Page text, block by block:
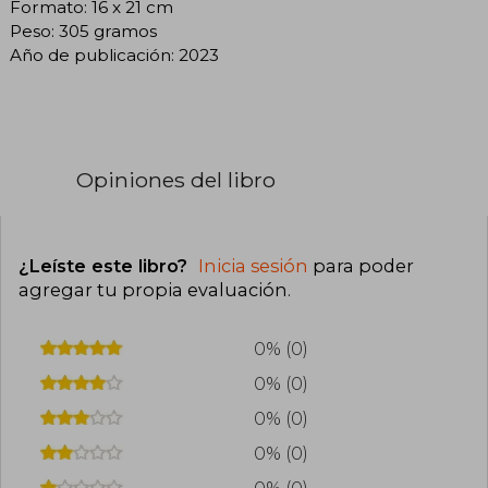
Formato: 16 x 21 cm
Peso: 305 gramos
Año de publicación: 2023
Opiniones del libro
¿Leíste este libro? Inicia sesión para poder
agregar tu propia evaluación.
0% (0)
0% (0)
0% (0)
0% (0)